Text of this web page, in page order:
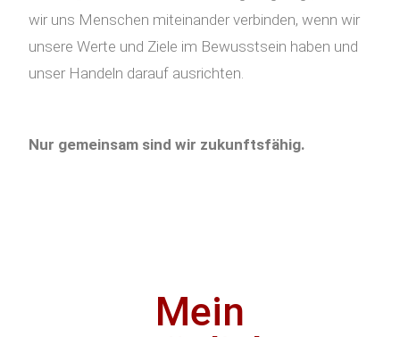
wir uns Menschen miteinander verbinden, wenn wir
unsere Werte und Ziele im Bewusstsein haben und
unser Handeln darauf ausrichten.
Nur gemeinsam sind wir zukunftsfähig.
Mein